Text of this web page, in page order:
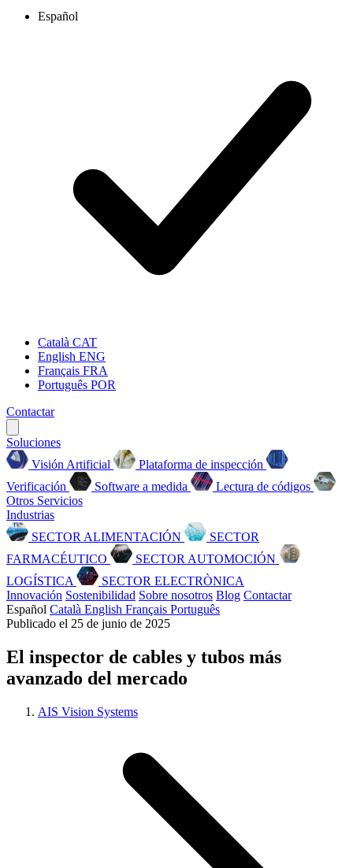
Español
Català CAT
English ENG
Français FRA
Português POR
Contactar
Soluciones
Visión Artificial
Plataforma de inspección
Verificación
Software a medida
Lectura de códigos
Otros Servicios
Industrias
SECTOR ALIMENTACIÓN
SECTOR
FARMACÉUTICO
SECTOR AUTOMOCIÓN
LOGÍSTICA
SECTOR ELECTRÒNICA
Innovación Sostenibilidad Sobre nosotros Blog Contactar
Español Català English Français Português
Publicado el 25 de junio de 2025
El inspector de cables y tubos más
avanzado del mercado
AIS Vision Systems